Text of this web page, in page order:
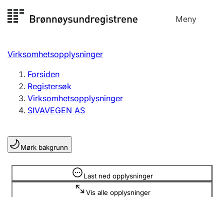
til
Meny
Registersøk
Aksjeselskap
Enkeltpersonforetak
Registrere, endre, slette
Lag og forening
Registrere, endre, slette
Virksomhetsopplysninger
Forsiden
Registersøk
Virksomhetsopplysninger
SIVAVEGEN AS
Mørk bakgrunn
Last ned opplysninger
Vis alle opplysninger
Opplysninger er skjult